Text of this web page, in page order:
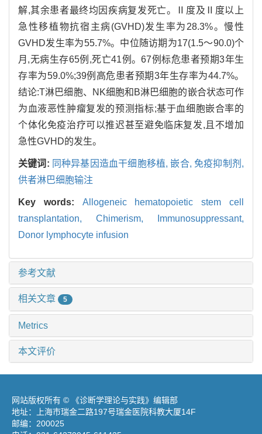
解,其余患者最终均因疾病复发死亡。Ⅱ度及Ⅱ度以上
急性移植物抗宿主病(GVHD)发生率为28.3%。慢性
GVHD发生率为55.7%。中位随访期为17(1.5～90.0)个
月,无病生存65例,死亡41例。67例标危患者预期3年生
存率为59.0%;39例高危患者预期3年生存率为44.7%。
结论:T淋巴细胞、NK细胞和B淋巴细胞的嵌合状态可作
为血液恶性肿瘤复发的预测指标;基于血细胞嵌合率的
个体化免疫治疗可以推迟甚至避免临床复发,且不增加
急性GVHD的发生。
关键词: 同种异基因造血干细胞移植,嵌合, 免疫抑制剂,
供者淋巴细胞输注
Key words: Allogeneic hematopoietic stem cell
transplantation, Chimerism,
Immunosuppressant,
Donor lymphocyte infusion
参考文献
相关文章 5
Metrics
本文评价
网站版权所有 © 《诊断学理论与实践》编辑部
地址：上海市瑞金二路197号瑞金医院科教大厦14F
邮编：200025